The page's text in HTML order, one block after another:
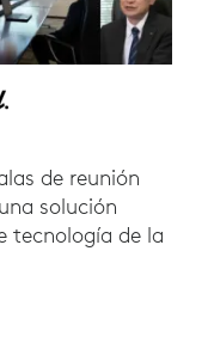
de reunión
solución
tecnología de la